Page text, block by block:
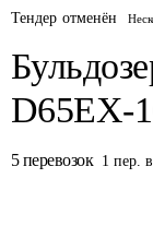
Тендер отменён
D65EX-
5 перевозок 1 пер.